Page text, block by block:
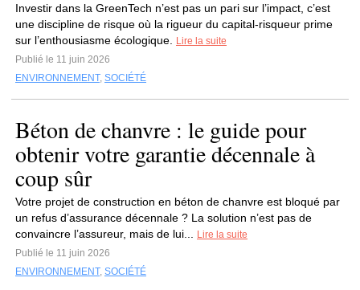
Investir dans la GreenTech n’est pas un pari sur l’impact, c’est
une discipline de risque où la rigueur du capital-risqueur prime
sur l’enthousiasme écologique.
Lire la suite
Publié le 11 juin 2026
ENVIRONNEMENT, SOCIÉTÉ
Béton de chanvre : le guide pour
obtenir votre garantie décennale à
coup sûr
Votre projet de construction en béton de chanvre est bloqué par
un refus d’assurance décennale ? La solution n’est pas de
convaincre l’assureur, mais de lui...
Lire la suite
Publié le 11 juin 2026
ENVIRONNEMENT, SOCIÉTÉ